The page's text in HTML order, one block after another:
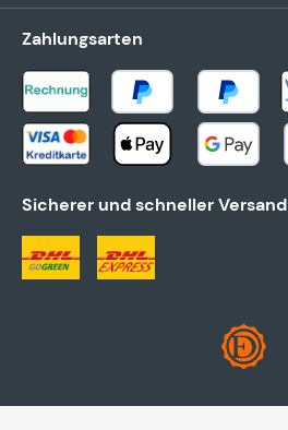
Zahlungsarten
Sicherer und schneller Versand